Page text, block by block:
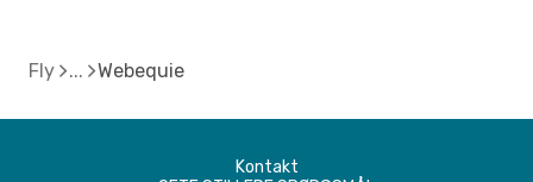
Fly Webequie
Kontakt